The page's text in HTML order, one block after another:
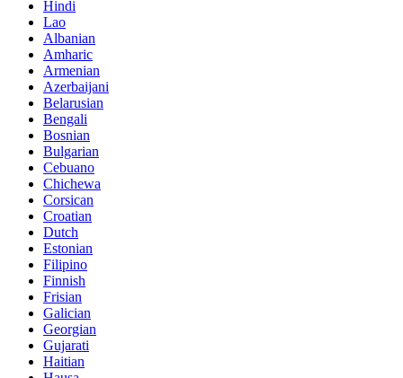
Hindi
Lao
Albanian
Amharic
Armenian
Azerbaijani
Belarusian
Bengali
Bosnian
Bulgarian
Cebuano
Chichewa
Corsican
Croatian
Dutch
Estonian
Filipino
Finnish
Frisian
Galician
Georgian
Gujarati
Haitian